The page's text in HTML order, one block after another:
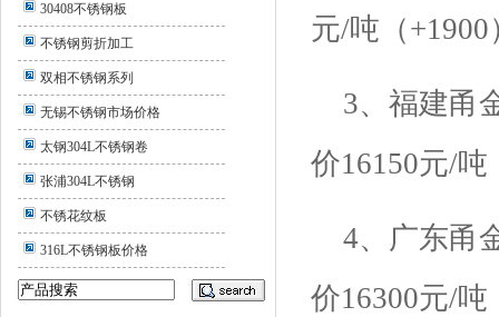
30408不锈钢板
不锈钢剪折加工
双相不锈钢系列
无锡不锈钢市场价格
太钢304L不锈钢卷
张浦304L不锈钢
不锈花纹板
316L不锈钢板价格
元/吨（+1900
3、福建甬
价16150元/吨
4、广东甬
价16300元/吨